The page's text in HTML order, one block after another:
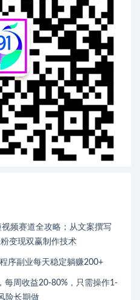
频赛道全攻略；从文案撰写
变现双赢制作技术
序副业每天稳定躺赚200+
每周收益20-80%，只需操作1-
险长期做